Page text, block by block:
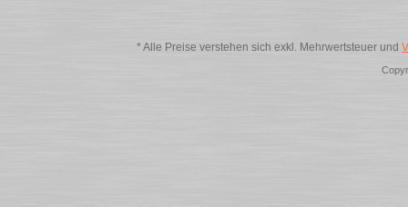
* Alle Preise verstehen sich exkl. Mehrwertsteuer und